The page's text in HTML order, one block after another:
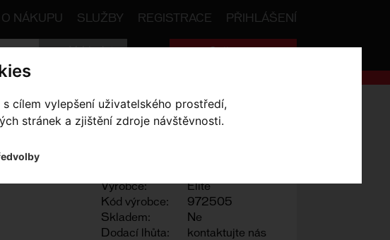
cílem vylepšení uživatelského prostředí,
stránek a zjištění zdroje návštěvnosti.
O NÁKUPU SLUŽBY REGISTRACE PŘIHLÁŠENÍ
CIUSSI INOX stříbrný
Výrobce:
Elite
Kód výrobce:
972505
Skladem:
Ne
Dodací lhůta:
kontaktujte nás